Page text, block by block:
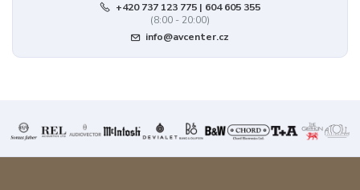
+420 737 123 775 | 604 605 355
(8:00 - 20:00)
info@avcenter.cz